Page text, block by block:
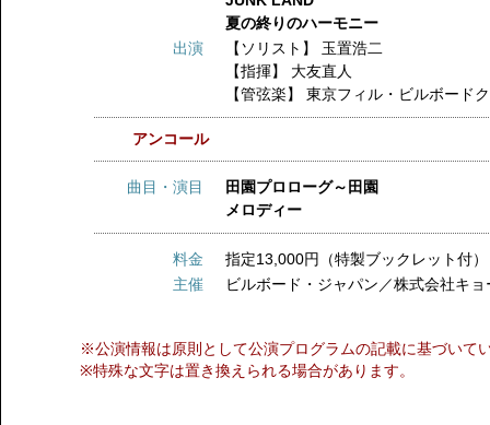
夏の終りのハーモニー
出演
【ソリスト】 玉置浩二
【指揮】 大友直人
【管弦楽】東京フィル・ビルボード
アンコール
曲目・演目
田園プロローグ～田園
メロディー
料金
指定13,000円（特製ブックレット付）
主催
ビルボード・ジャパン／株式会社キ
※公演情報は原則として公演プログラムの記載に基づいて
※特殊な文字は置き換えられる場合があります。